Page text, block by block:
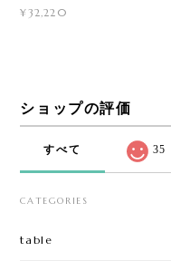
¥32,220
ショップの評価
すべて 35
CATEGORIES
table